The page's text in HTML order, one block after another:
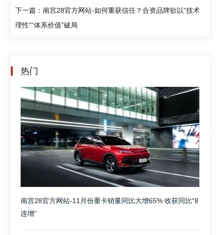
下一篇：南宫28官方网站-如何重获信任？合资品牌欲以“技术
理性”“体系价值”破局
热门
南宫28官方网站-11月份重卡销量同比大增65% 收获同比“8
连增”